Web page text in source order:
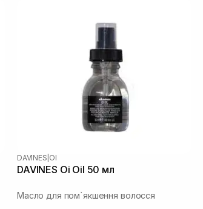
DAVINES OI
DAVINES Oi Oil 50 мл
Масло для пом`якшення волосся